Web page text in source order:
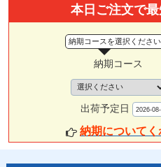
本日ご注文で
納期コースを選択くださ
納期コース
出荷予定日
納期についてく